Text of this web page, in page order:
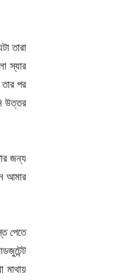
তারা
স্যার
পর
উত্তর
জন্য
আমার
পেতে
মাথায়